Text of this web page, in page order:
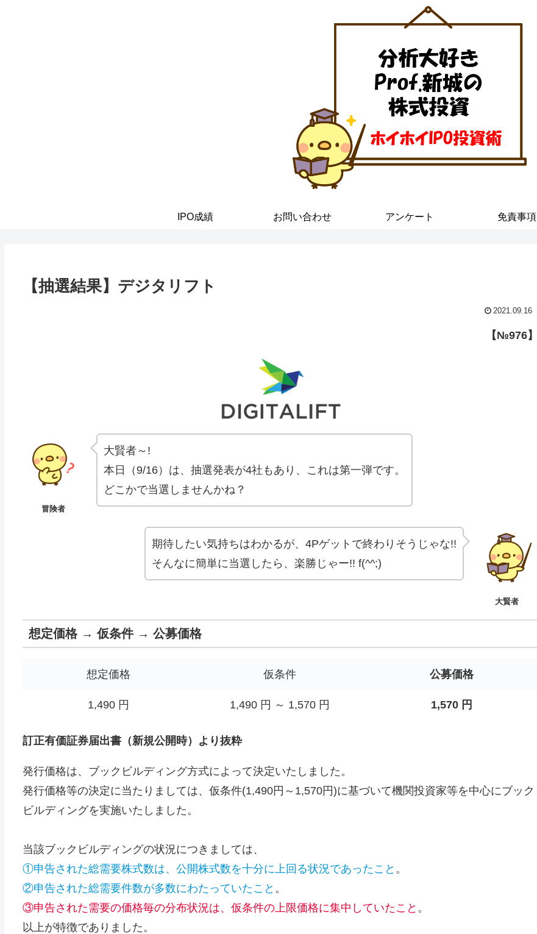
IPO成績 お問い合わせ アンケート 免責事項
【抽選結果】デジタリフト
2021.09.16
【№976】
冒険者
大賢者～!
本日（9/16）は、抽選発表が4社もあり、これは第一弾です。
どこかで当選しませんかね？
大賢者
期待したい気持ちはわかるが、4Pゲットで終わりそうじゃな!!
そんなに簡単に当選したら、楽勝じゃー!! f(^^;)
想定価格 → 仮条件 → 公募価格
想定価格 仮条件 公募価格
1,490 円 1,490 円 ～ 1,570 円 1,570 円
訂正有価証券届出書（新規公開時）より抜粋
発行価格は、ブックビルディング方式によって決定いたしました。
発行価格等の決定に当たりましては、仮条件(1,490円～1,570円)に基づいて機関投資家等を中心にブック
ビルディングを実施いたしました。
当該ブックビルディングの状況につきましては、
①申告された総需要株式数は、公開株式数を十分に上回る状況であったこと 。
②申告された総需要件数が多数にわたっていたこと 。
③申告された需要の価格毎の分布状況は、仮条件の上限価格に集中していたこと 。
以上が特徴でありました。